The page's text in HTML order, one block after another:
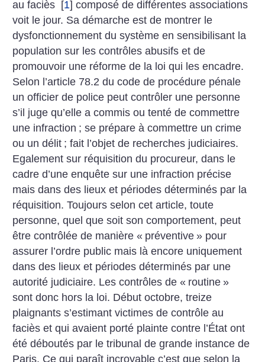
au faciès [1] composé de différentes associations
voit le jour. Sa démarche est de montrer le
dysfonctionnement du système en sensibilisant la
population sur les contrôles abusifs et de
promouvoir une réforme de la loi qui les encadre.
Selon l’article 78.2 du code de procédure pénale
un officier de police peut contrôler une personne
s’il juge qu’elle a commis ou tenté de commettre
une infraction ; se prépare à commettre un crime
ou un délit ; fait l’objet de recherches judiciaires.
Egalement sur réquisition du procureur, dans le
cadre d’une enquête sur une infraction précise
mais dans des lieux et périodes déterminés par la
réquisition. Toujours selon cet article, toute
personne, quel que soit son comportement, peut
être contrôlée de manière « préventive » pour
assurer l’ordre public mais là encore uniquement
dans des lieux et périodes déterminés par une
autorité judiciaire. Les contrôles de « routine »
sont donc hors la loi. Début octobre, treize
plaignants s’estimant victimes de contrôle au
faciès et qui avaient porté plainte contre l’État ont
été déboutés par le tribunal de grande instance de
Paris. Ce qui paraît incroyable c’est que selon la